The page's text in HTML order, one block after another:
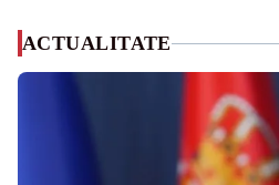
ACTUALITATE